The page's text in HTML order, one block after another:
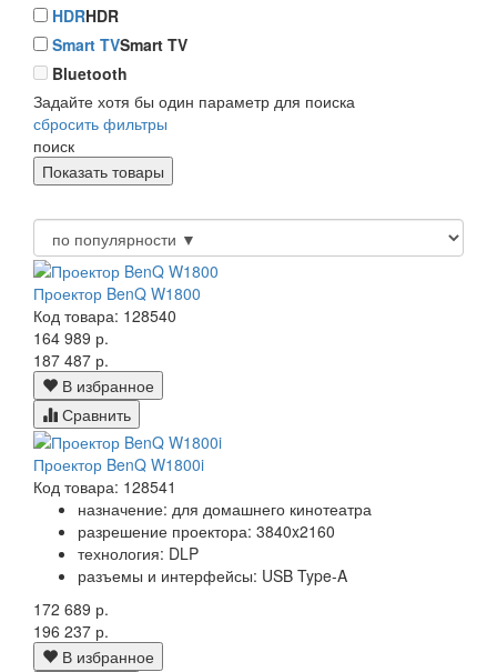
HDRHDR
Smart TVSmart TV
Bluetooth
Задайте хотя бы один параметр для поиска
сбросить фильтры
поиск
Проектор BenQ W1800
Код товара: 128540
164 989 р.
187 487 р.
В избранное
Сравнить
Проектор BenQ W1800i
Код товара: 128541
назначение: для домашнего кинотеатра
разрешение проектора: 3840x2160
технология: DLP
разъемы и интерфейсы: USB Type-A
172 689 р.
196 237 р.
В избранное